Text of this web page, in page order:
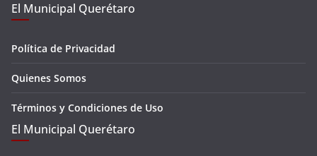
El Municipal Querétaro
Política de Privacidad
Quienes Somos
Términos y Condiciones de Uso
El Municipal Querétaro